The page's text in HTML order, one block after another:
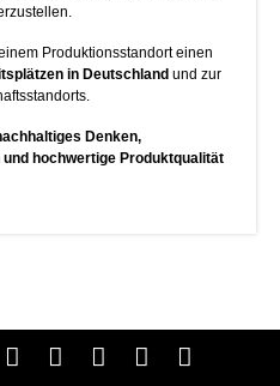
Produktionsstandort einen
in Deutschland und zur
Denken,
hochwertige Produktqualität